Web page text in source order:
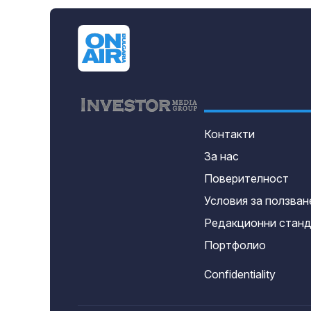
Контакти
За нас
Поверителност
Условия за
Редакционни
Портфолио
Confidentiality